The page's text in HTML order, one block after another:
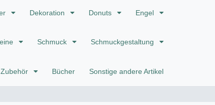
Dekoration Donuts Engel
Schmuck Schmuckgestaltung
Zubehör Bücher Sonstige andere Artikel